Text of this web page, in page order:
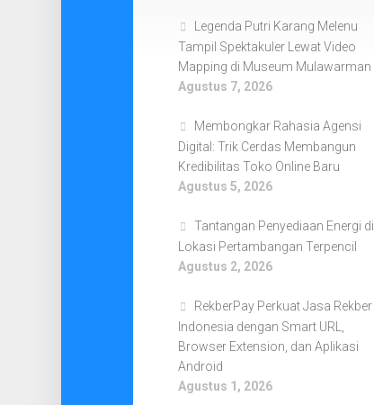
Legenda Putri Karang Melenu
Tampil Spektakuler Lewat Video
Mapping di Museum Mulawarman
Agustus 7, 2026
Membongkar Rahasia Agensi
Digital: Trik Cerdas Membangun
Kredibilitas Toko Online Baru
Agustus 5, 2026
Tantangan Penyediaan Energi di
Lokasi Pertambangan Terpencil
Agustus 2, 2026
RekberPay Perkuat Jasa Rekber
Indonesia dengan Smart URL,
Browser Extension, dan Aplikasi
Android
Agustus 1, 2026